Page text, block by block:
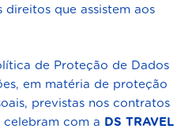
que assistem aos
de Proteção de Dados
em matéria de proteção
previstas nos contratos
celebram com a DS TRAVEL